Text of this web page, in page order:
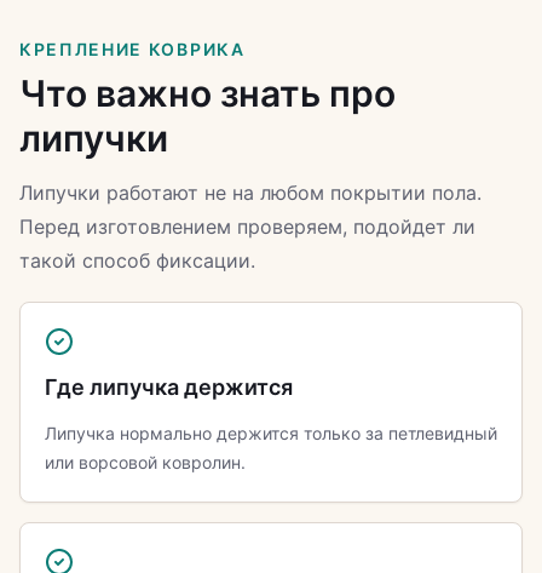
КРЕПЛЕНИЕ КОВРИКА
Что важно знать про
липучки
Липучки работают не на любом покрытии пола.
Перед изготовлением проверяем, подойдет ли
такой способ фиксации.
Где липучка держится
Липучка нормально держится только за петлевидный
или ворсовой ковролин.